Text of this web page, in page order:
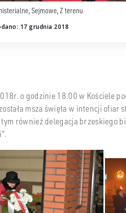
, Sejmowe,Z terenu
17 grudnia 2018
o godzinie 18.00 w Kościele
msza święta w intencji ofiar
również delegacja brzeskiego